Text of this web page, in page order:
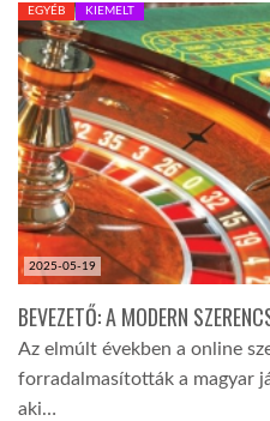
2025-05-19
EGYÉB KIEMELT
BEVEZETŐ: A MODERN
Az elmúlt években a online
forradalmasították a magyar
aki…